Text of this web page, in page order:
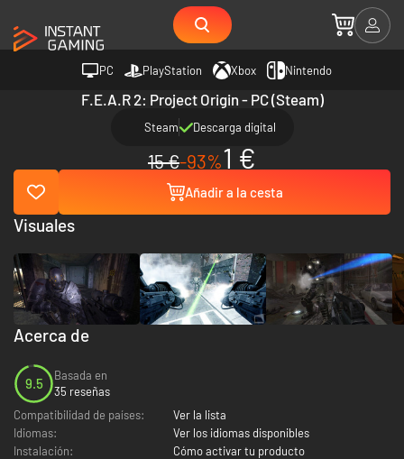
PC PlayStation Xbox Nintendo
F.E.A.R 2: Project Origin - PC (Steam)
Steam Descarga digital
15 €-93%1 €
Añadir a la cesta
Acerca de
9.5
Basada en
35 reseñas
Compatibilidad de países:
Ver la lista
Idiomas:
Ver los idiomas disponibles
Instalación:
Cómo activar tu producto
Visuales